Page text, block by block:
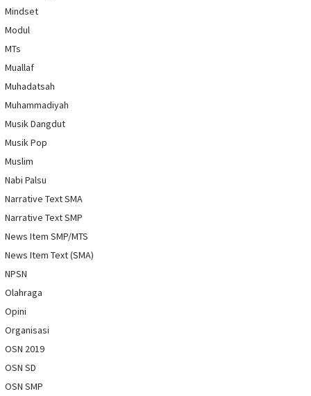
Mindset
Modul
MTs
Muallaf
Muhadatsah
Muhammadiyah
Musik Dangdut
Musik Pop
Muslim
Nabi Palsu
Narrative Text SMA
Narrative Text SMP
News Item SMP/MTS
News Item Text (SMA)
NPSN
Olahraga
Opini
Organisasi
OSN 2019
OSN SD
OSN SMP